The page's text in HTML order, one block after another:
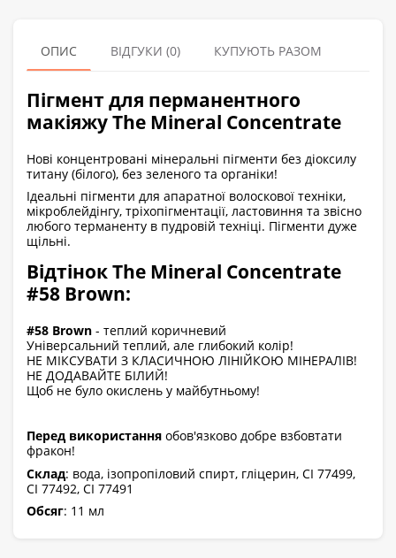
ОПИС ВІДГУКИ (0) КУПУЮТЬ РАЗОМ
Пігмент для перманентного
макіяжу The Mineral Concentrate
Нові концентровані мінеральні пігменти без діоксилу
титану (білого), без зеленого та органіки!
Ідеальні пігменти для апаратної волоскової техніки,
мікроблейдінгу, тріхопігментації, ластовиння та звісно
любого терманенту в пудровій техніці. Пігменти дуже
щільні.
Відтінок The Mineral Concentrate
#58 Brown:
#58 Brown - теплий коричневий
Універсальний теплий, але глибокий колір!
НЕ МІКСУВАТИ З КЛАСИЧНОЮ ЛІНІЙКОЮ МІНЕРАЛІВ!
НЕ ДОДАВАЙТЕ БІЛИЙ!
Щоб не було окислень у майбутньому!
Перед використання обов'язково добре взбовтати
фракон!
Склад: вода, ізопропіловий спирт, гліцерин, CI 77499,
CI 77492, CI 77491
Обсяг: 11 мл